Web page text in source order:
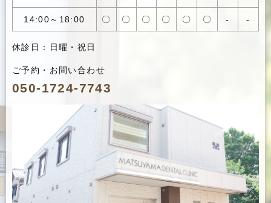
14:00～18:00 〇 〇 〇 〇 〇 〇 - -
休診日：日曜・祝日
ご予約・お問い合わせ
050-1724-7743